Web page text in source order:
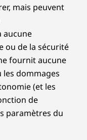
mais peuvent
aucune
ou de la sécurité
fournit aucune
dommages
(et les
de
paramètres du